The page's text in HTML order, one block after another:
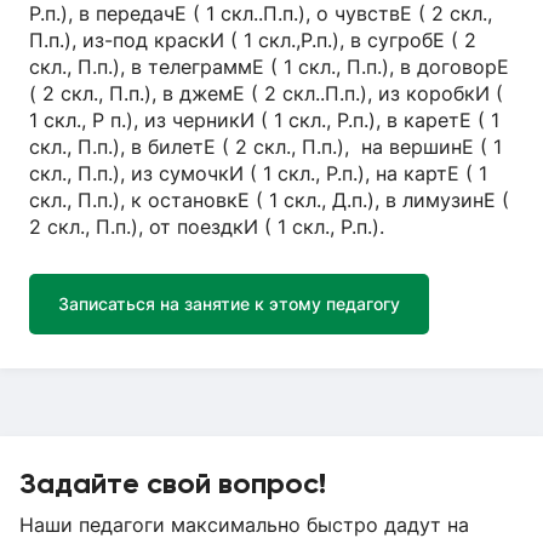
Р.п.), в передачЕ ( 1 скл..П.п.), о чувствЕ ( 2 скл.,
П.п.), из-под краскИ ( 1 скл.,Р.п.), в сугробЕ ( 2
скл., П.п.), в телеграммЕ ( 1 скл., П.п.), в договорЕ
( 2 скл., П.п.), в джемЕ ( 2 скл..П.п.), из коробкИ (
1 скл., Р п.), из черникИ ( 1 скл., Р.п.), в каретЕ ( 1
скл., П.п.), в билетЕ ( 2 скл., П.п.), на вершинЕ ( 1
скл., П.п.), из сумочкИ ( 1 скл., Р.п.), на картЕ ( 1
скл., П.п.), к остановкЕ ( 1 скл., Д.п.), в лимузинЕ (
2 скл., П.п.), от поездкИ ( 1 скл., Р.п.).
Записаться на занятие к этому педагогу
Задайте свой вопрос!
Наши педагоги максимально быстро дадут на